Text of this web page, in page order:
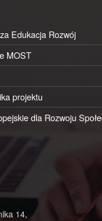
Edukacja Rozwój
MOST
projektu
dla Rozwoju
14,